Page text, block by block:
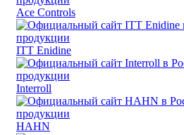
Ace Controls
ITT Enidine
Interroll
HAHN